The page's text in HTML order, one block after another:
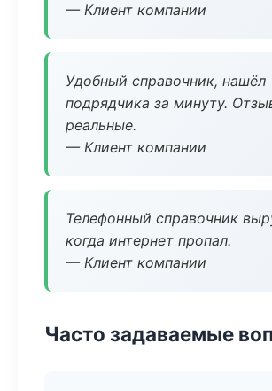
— Клиент компании
Удобный справочник, нашёл
подрядчика за минуту.
реальные.
— Клиент компании
Телефонный справочник
когда интернет пропал.
— Клиент компании
Часто задаваемые